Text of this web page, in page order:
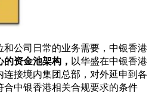
公司日常的业务需要，中银香港
资金池架构， 以华盛在中银香港
接境内集团总部，对外延申到各
中银香港相关合规要求的条件